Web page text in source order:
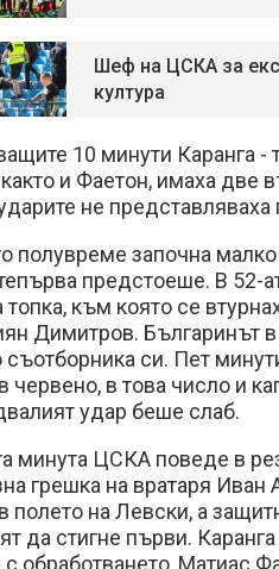
Шеф на ЦСКА за
култура
10 минути Каранга -
и Фаетон, имаха две
не
полувреме започна
предстоеше. В 52-
топка, към която се
Димитров. Българинът
съотборника си. Пет
червено, в това число и
удар беше слаб.
минута ЦСКА поведе в
грешка на вратаря Иван
полето на Левски, а
да стигне първи.
с обработването, Матиас